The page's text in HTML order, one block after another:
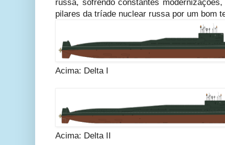
russa, sofrendo constantes
pilares da tríade nuclear russa por um bom
Acima: Delta I
Acima: Delta II